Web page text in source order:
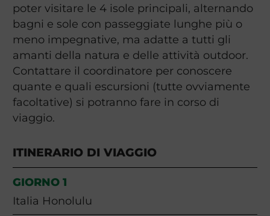
poter visitare le 4 isole principali, alternando
bagni e sole con passeggiate lunghe più o
meno impegnative, ma adatte a tutti gli
amanti della natura e delle attività outdoor.
Contattare il coordinatore per conoscere
quante e quali escursioni (tutte ovviamente
facoltative) si potranno fare in corso di
viaggio.
ITINERARIO DI VIAGGIO
GIORNO 1
Italia Honolulu